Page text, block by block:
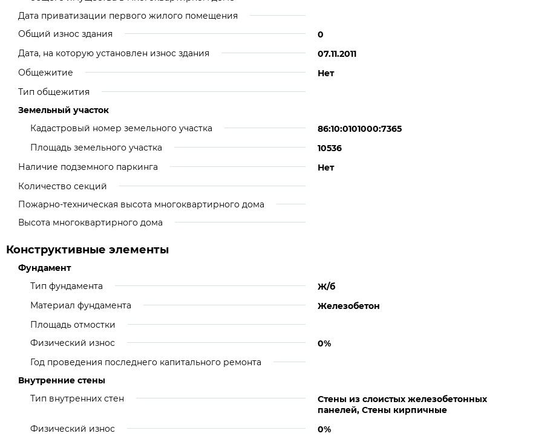
Дата приватизации первого жилого помещения
Общий износ здания
0
Дата, на которую установлен износ здания
07.11.2011
Общежитие
Нет
Тип общежития
Земельный участок
Кадастровый номер земельного участка
86:10:0101000:7365
Площадь земельного участка
10536
Наличие подземного паркинга
Нет
Количество секций
Пожарно-техническая высота многоквартирного дома
Высота многоквартирного дома
Конструктивные элементы
Фундамент
Тип фундамента
Ж/б
Материал фундамента
Железобетон
Площадь отмостки
Физический износ
0%
Год проведения последнего капитального ремонта
Внутренние стены
Тип внутренних стен
Стены из слоистых железобетонных
панелей, Стены кирпичные
Физический износ
0%